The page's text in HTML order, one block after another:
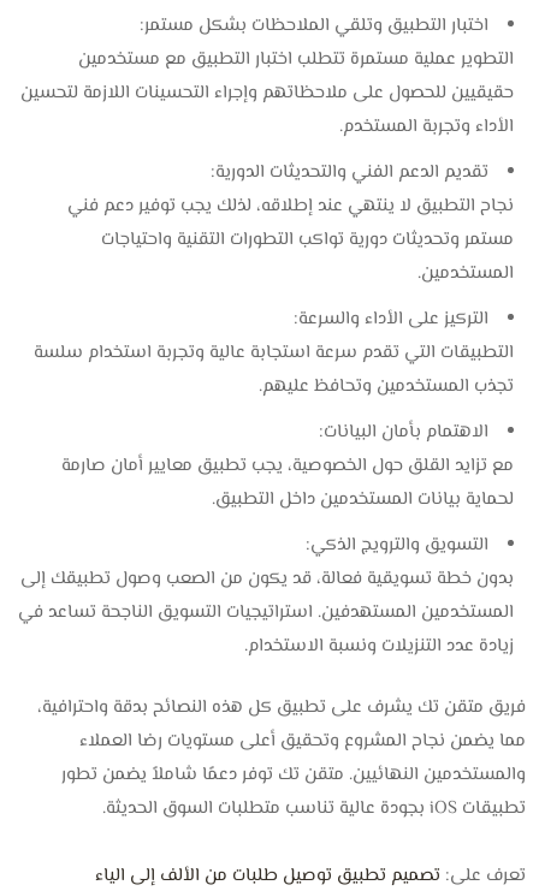
اختبار التطبيق وتلقي الملاحظات بشكل مستمر:
التطوير عملية مستمرة تتطلب اختبار التطبيق مع مستخدمين
حقيقيين للحصول على ملاحظاتهم وإجراء التحسينات اللازمة لتحسين
الأداء وتجربة المستخدم.
تقديم الدعم الفني والتحديثات الدورية:
نجاح التطبيق لا ينتهي عند إطلاقه، لذلك يجب توفير دعم فني
مستمر وتحديثات دورية تواكب التطورات التقنية واحتياجات
المستخدمين.
التركيز على الأداء والسرعة:
التطبيقات التي تقدم سرعة استجابة عالية وتجربة استخدام سلسة
تجذب المستخدمين وتحافظ عليهم.
الاهتمام بأمان البيانات:
مع تزايد القلق حول الخصوصية، يجب تطبيق معايير أمان صارمة
لحماية بيانات المستخدمين داخل التطبيق.
التسويق والترويج الذكي:
بدون خطة تسويقية فعالة، قد يكون من الصعب وصول تطبيقك إلى
المستخدمين المستهدفين. استراتيجيات التسويق الناجحة تساعد في
زيادة عدد التنزيلات ونسبة الاستخدام.
فريق متقن تك يشرف على تطبيق كل هذه النصائح بدقة واحترافية،
مما يضمن نجاح المشروع وتحقيق أعلى مستويات رضا العملاء
والمستخدمين النهائيين. متقن تك توفر دعمًا شاملاً يضمن تطور
تطبيقات iOS بجودة عالية تناسب متطلبات السوق الحديثة.
تعرف على: تصميم تطبيق توصيل طلبات من الألف إلى الياء